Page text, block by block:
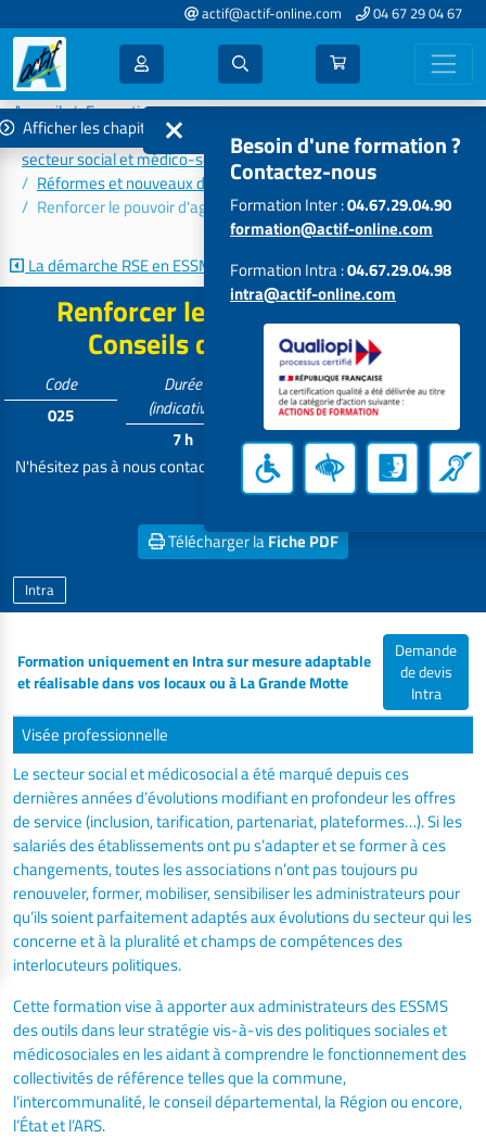
actif@actif-online.com 04 67 29 04 67
Accueil
Formations 2026
Accompagnement aux évolutions et aux transformations du
secteur social et médico-social
Réformes et nouveaux dispositifs
Renforcer le pouvoir d'agir des Conseils d'Administration
Afficher les chapitres
La démarche RSE en ESSMS Construire ensemble un territoire...
Renforcer le pouvoir d'agir des
Conseils d'Administration
Code
025
Durée
(indicative)
7 h
Tarif
Contactez-
nous
Participants
N'hésitez pas à nous contacter pour personnaliser et adapter votre
projet
Télécharger laFiche PDF
Intra
Formation uniquement en Intra sur mesure adaptable
et réalisable dans vos locaux ou à La Grande Motte
Demande
de devis
Intra
Visée professionnelle
Le secteur social et médicosocial a été marqué depuis ces
dernières années d’évolutions modifiant en profondeur les offres
de service (inclusion, tarification, partenariat, plateformes…). Si les
salariés des établissements ont pu s’adapter et se former à ces
changements, toutes les associations n’ont pas toujours pu
renouveler, former, mobiliser, sensibiliser les administrateurs pour
qu’ils soient parfaitement adaptés aux évolutions du secteur qui les
concerne et à la pluralité et champs de compétences des
interlocuteurs politiques.
Cette formation vise à apporter aux administrateurs des ESSMS
des outils dans leur stratégie vis-à-vis des politiques sociales et
médicosociales en les aidant à comprendre le fonctionnement des
collectivités de référence telles que la commune,
l’intercommunalité, le conseil départemental, la Région ou encore,
l’État et l’ARS.
Besoin d'une formation ?
Contactez-nous
Formation Inter :04.67.29.04.90
formation@actif-online.com
Formation Intra :04.67.29.04.98
intra@actif-online.com